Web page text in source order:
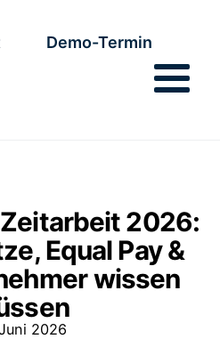
Demo-Termin
2026:
Equal Pay &
wissen
2026